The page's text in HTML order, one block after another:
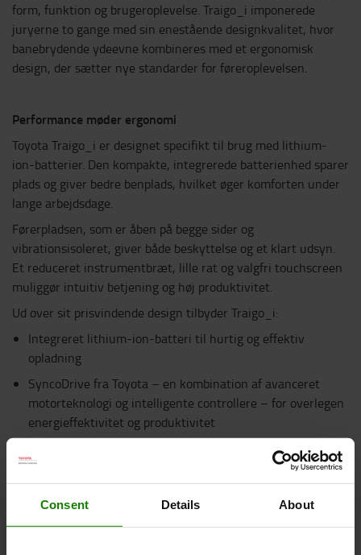
Consent Details About
form, funktion og brugeroplevelse. Traigo_i imponerede
juryerne to gange med sin enestående designkvalitet, hvor
banebrydende ydeevne kombineres med et ergonomisk
design, der sætter nye standarder for føreroplevelsen.
Performance møder ergonomi
Toyota Traigo_i er designet specifikt til brug med lithium-
ion-batterier. Den kompakte, integrerede batterienhed sparer
plads og giver bedre benplads, hvilket øger komforten under
lange arbejdsdage.
Førerpladsen, som er åben på begge sider og
vibrationsisoleret, giver både beskyttelse og et klart udsyn.
Et reduceret instrumentbræt, lille rat og valgfri touchscreen
muliggør intuitiv betjening og høj produktivitet.
Ud over sit prisvindende design tilbyder Traigo_i:
Integreret lithium-ion-batteri til hurtig og effektiv
opladning
SyncoDrive fra Toyota – en kombination af avanceret
motorteknologi og intelligente controllere – for overlegen
energieffektivitet og produktivitet
Fuldt svævende førerplatform med affjedrede dæmpere
for støjsvag og vibrationsreduceret drift
betjeningsgreb og integreret multifunktionsdisplay (med
farvet touchscreen som tilvalg)